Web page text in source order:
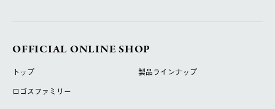
OFFICIAL ONLINE SHOP
トップ
製品ラインナップ
ロゴスファミリー